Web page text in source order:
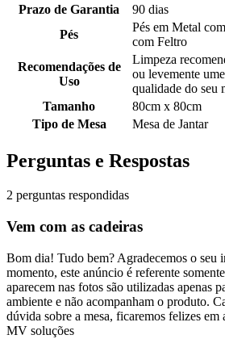
Prazo de Garantia
90 dias
Pés
Pés em Metal
com Feltro
Recomendações de
Uso
Limpeza
ou levemente
qualidade do seu
Tamanho
80cm x 80cm
Tipo de Mesa
Mesa de Jantar
Perguntas e Respostas
2 perguntas respondidas
Vem com as cadeiras
Bom dia! Tudo bem? Agradecemos o seu
momento, este anúncio é referente
aparecem nas fotos são utilizadas apenas
ambiente e não acompanham o produto.
dúvida sobre a mesa, ficaremos felizes em
MV soluções